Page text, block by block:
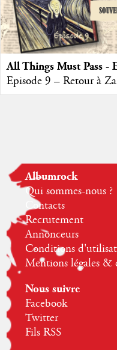
All Things Must Pass -
Episode 9 – Retour à
Albumrock
Qui sommes-nous ?
Contacts
Recrutement
Annonceurs
Conditions
Mentions légales
Nous suivre
Facebook
Twitter
Fils RSS